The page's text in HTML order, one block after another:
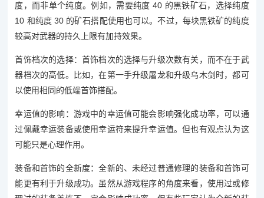
度，而非单个纯度。例如，需要纯度 40 的黑铁矿石，选择纯度
10 和纯度 30 的矿石搭配使用也可以。不过，每块黑铁矿的纯度
较高对武器的持久上限有加持效果。
首饰档次的选择：首饰档次的选择与升级次数有关，而不在于武
器档次的高低。比如，在第一手升级屠龙和升级乌木剑时，都可
以使用相同的低端首饰搭配。
幸运值的影响：游戏中的幸运值可能会影响强化成功率，可以通
过佩戴幸运装备或使用幸运符来提升幸运值。但也有观点认为这
可能只是心理作用。
装备和首饰的全新度：全新的、未经过普通修理的装备和首饰可
能更有利于升级成功。虽然从游戏程序的角度来看，使用过或修